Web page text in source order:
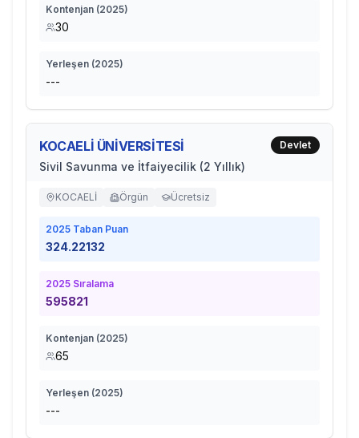
Kontenjan (2025)
30
Yerleşen (2025)
---
KOCAELİ ÜNİVERSİTESİ
Sivil Savunma ve İtfaiyecilik (2 Yıllık)
Devlet
KOCAELİ Örgün Ücretsiz
2025 Taban Puan
324.22132
2025 Sıralama
595821
Kontenjan (2025)
65
Yerleşen (2025)
---